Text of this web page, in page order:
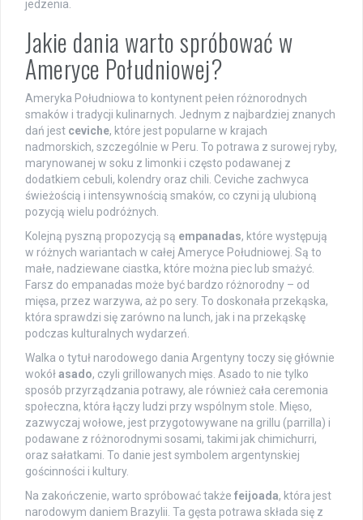
jedzenia.
Jakie dania warto spróbować w
Ameryce Południowej?
Ameryka Południowa to kontynent pełen różnorodnych
smaków i tradycji kulinarnych. Jednym z najbardziej znanych
dań jest ceviche, które jest popularne w krajach
nadmorskich, szczególnie w Peru. To potrawa z surowej ryby,
marynowanej w soku z limonki i często podawanej z
dodatkiem cebuli, kolendry oraz chili. Ceviche zachwyca
świeżością i intensywnością smaków, co czyni ją ulubioną
pozycją wielu podróżnych.
Kolejną pyszną propozycją są empanadas, które występują
w różnych wariantach w całej Ameryce Południowej. Są to
małe, nadziewane ciastka, które można piec lub smażyć.
Farsz do empanadas może być bardzo różnorodny – od
mięsa, przez warzywa, aż po sery. To doskonała przekąska,
która sprawdzi się zarówno na lunch, jak i na przekąskę
podczas kulturalnych wydarzeń.
Walka o tytuł narodowego dania Argentyny toczy się głównie
wokółasado, czyli grillowanych mięs. Asado to nie tylko
sposób przyrządzania potrawy, ale również cała ceremonia
społeczna, która łączy ludzi przy wspólnym stole. Mięso,
zazwyczaj wołowe, jest przygotowywane na grillu (parrilla) i
podawane z różnorodnymi sosami, takimi jak chimichurri,
oraz sałatkami. To danie jest symbolem argentynskiej
gościnności i kultury.
Na zakończenie, warto spróbować także feijoada, która jest
narodowym daniem Brazylii. Ta gęsta potrawa składa się z